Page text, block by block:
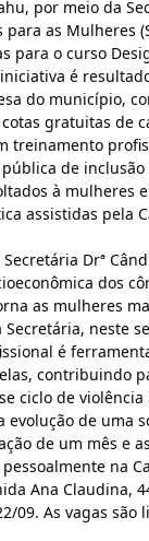
por meio da
para as Mulheres
para o curso
é
do município,
gratuitas de
treinamento
de
à mulheres
assistidas pela
Drª
dos
as mulheres
neste
é
contribuindo
ciclo de
evolução de uma
de um mês e
na
Ana Claudina,
09. As vagas são